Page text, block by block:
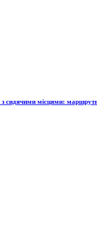
з сидячими місцями: